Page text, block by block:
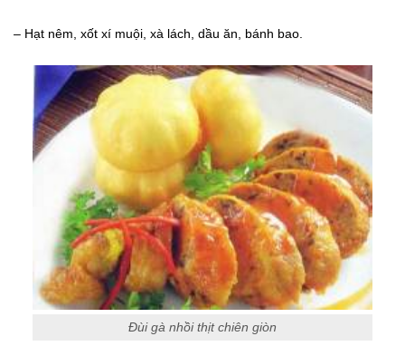
– Hạt nêm, xốt xí muội, xà lách, dầu ăn, bánh bao.
Đùi gà nhồi thịt chiên giòn